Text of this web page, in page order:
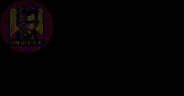
Ir
contenido